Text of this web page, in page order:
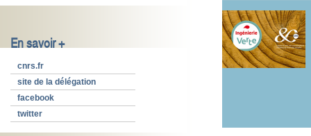
En savoir +
cnrs.fr
site de la délégation
facebook
twitter